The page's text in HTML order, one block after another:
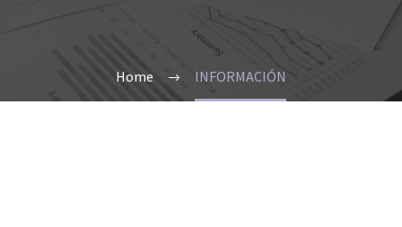
Home INFORMACIÓN